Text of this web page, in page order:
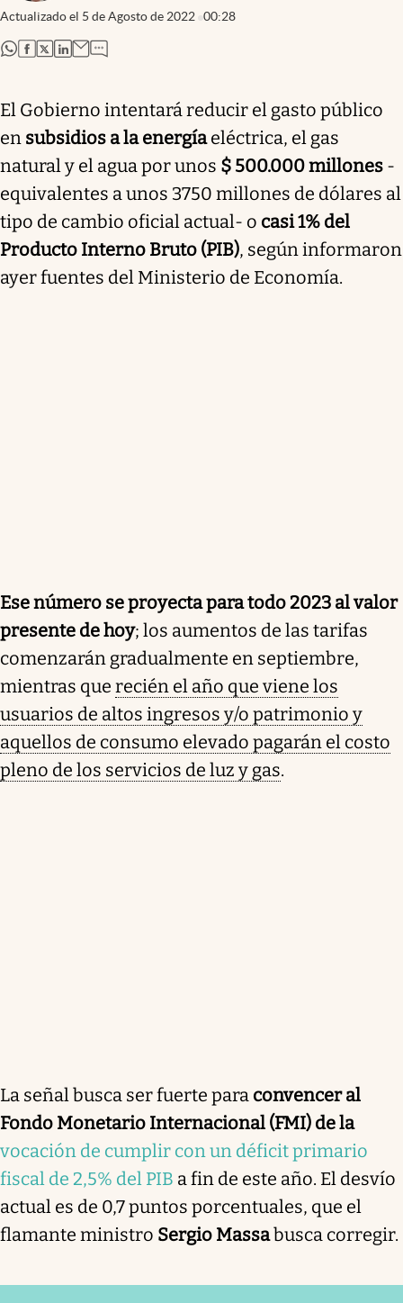
Actualizado el 5 de Agosto de 2022 00:28
abre en nueva pestaña
abre en nueva pestaña
abre en nueva pestaña
abre en nueva pestaña
El Gobierno intentará reducir el gasto público
en subsidios a la energíaeléctrica, el gas
natural y el agua por unos $ 500.000 millones -
equivalentes a unos 3750 millones de dólares al
tipo de cambio oficial actual- o casi 1% del
Producto Interno Bruto (PIB), según informaron
ayer fuentes del Ministerio de Economía.
Ese número se proyecta para todo 2023 al valor
presente de hoy; los aumentos de las tarifas
comenzarán gradualmente en septiembre,
mientras que recién el año que viene los
usuarios de altos ingresos y/o patrimonio y
aquellos de consumo elevado pagarán el costo
pleno de los servicios de luz y gas.
La señal busca ser fuerte para convencer al
Fondo Monetario Internacional (FMI) de la
vocación de cumplir con un déficit primario
fiscal de 2,5% del PIB a fin de este año. El desvío
actual es de 0,7 puntos porcentuales, que el
flamante ministro Sergio Massabusca corregir.